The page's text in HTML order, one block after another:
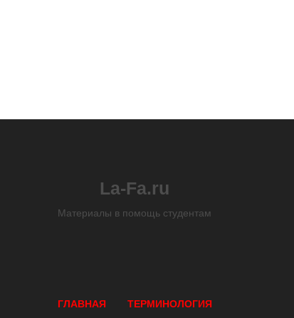
La-Fa.ru
Материалы в помощь студентам
ГЛАВНАЯ ТЕРМИНОЛОГИЯ